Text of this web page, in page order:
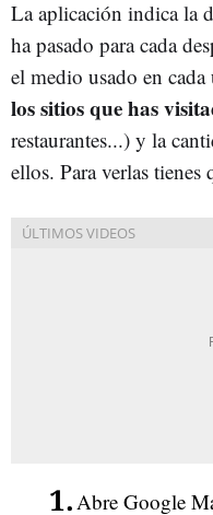
La aplicación indica la
ha pasado para cada
el medio usado en
los sitios que has
restaurantes...) y la
ellos. Para verlas tienes
Abre Google